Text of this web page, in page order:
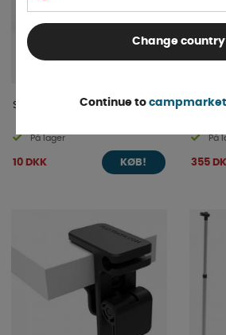
Svamp til grillrist 2-pak
På lager
10 DKK KØB!
På
355
Change country
Continue to